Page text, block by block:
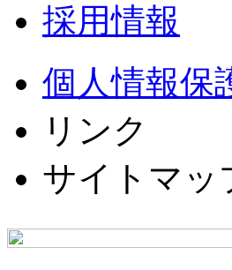
採用情報
個人情報保
リンク
サイトマッ